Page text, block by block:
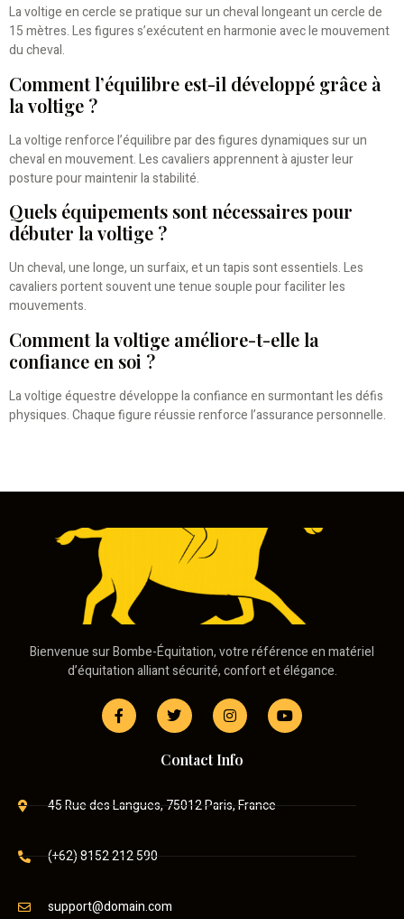
La voltige en cercle se pratique sur un cheval longeant un cercle de
15 mètres. Les figures s’exécutent en harmonie avec le mouvement
du cheval.
Comment l’équilibre est-il développé grâce à
la voltige ?
La voltige renforce l’équilibre par des figures dynamiques sur un
cheval en mouvement. Les cavaliers apprennent à ajuster leur
posture pour maintenir la stabilité.
Quels équipements sont nécessaires pour
débuter la voltige ?
Un cheval, une longe, un surfaix, et un tapis sont essentiels. Les
cavaliers portent souvent une tenue souple pour faciliter les
mouvements.
Comment la voltige améliore-t-elle la
confiance en soi ?
La voltige équestre développe la confiance en surmontant les défis
physiques. Chaque figure réussie renforce l’assurance personnelle.
Bienvenue sur Bombe-Équitation, votre référence en matériel
d’équitation alliant sécurité, confort et élégance.
Contact Info
45 Rue des Langues, 75012 Paris, France
(+62) 8152 212 590
support@domain.com